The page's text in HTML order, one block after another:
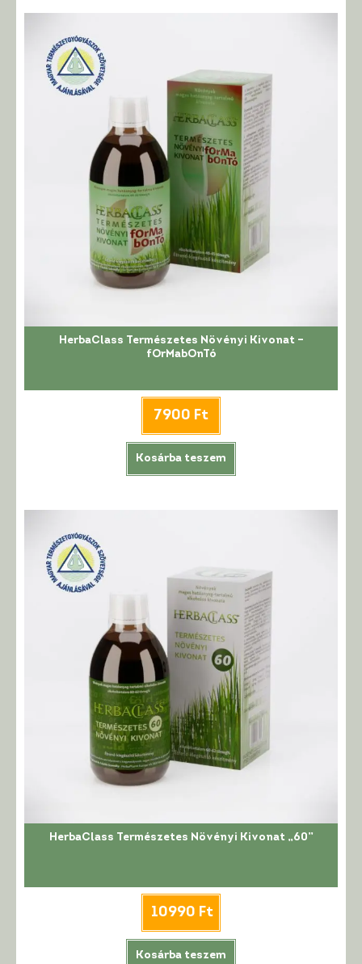
HerbaClass Természetes Növényi Kivonat –
fOrMabOnTó
7900 Ft
Kosárba teszem
HerbaClass Természetes Növényi Kivonat „60”
10990 Ft
Kosárba teszem